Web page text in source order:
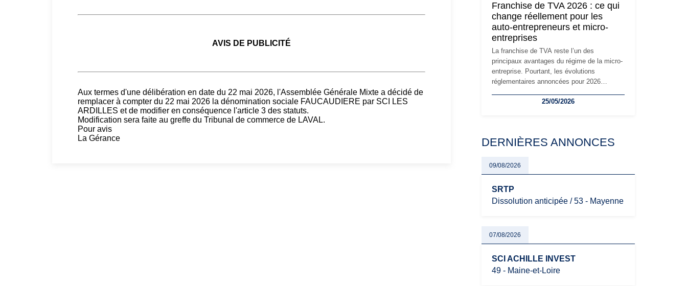
AVIS DE PUBLICITÉ
Aux termes d'une délibération en date du 22 mai 2026, l'Assemblée Générale Mixte a décidé de
remplacer à compter du 22 mai 2026 la dénomination sociale FAUCAUDIERE par SCI LES
ARDILLES et de modifier en conséquence l'article 3 des statuts.
Modification sera faite au greffe du Tribunal de commerce de LAVAL.
Pour avis
La Gérance
réglementaire plus exigeant. Décryptage des
principaux changements et des précautions
à prendre pour éviter les mauvaises
surprises.
Franchise de TVA 2026 : ce qui
change réellement pour les
auto-entrepreneurs et micro-
entreprises
La franchise de TVA reste l’un des
principaux avantages du régime de la micro-
entreprise. Pourtant, les évolutions
réglementaires annoncées pour 2026
les auto-entrepreneurs, artisans et
évoluent dans un contexte de contrôle
oblige les indépendants à rester
particulièrement vigilants.
25/05/2026
DERNIÈRES ANNONCES
09/08/2026
SRTP
Dissolution anticipée / 53 - Mayenne
07/08/2026
SCI ACHILLE INVEST
49 - Maine-et-Loire